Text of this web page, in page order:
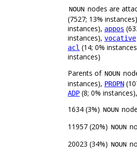
NOUN nodes are
(7527; 13%
instances), appos
instances), vocative
acl (14; 0%
instances)
Parents of NOUN
instances), PROPN
ADP (8; 0% instances),
1634 (3%) NOUN
11957 (20%) NOUN
20023 (34%) NOUN